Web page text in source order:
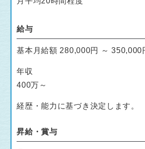
給与
基本月給額 280,000円 ～ 350,000
年収
400万～
経歴・能力に基づき決定します。
昇給・賞与